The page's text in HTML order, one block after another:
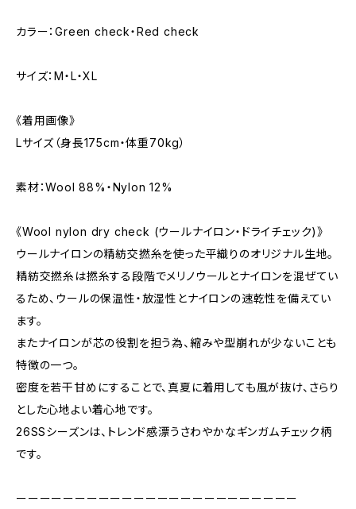
カラー：Green check・Red check
サイズ：M・L・XL
《着用画像》
Lサイズ（身長175cm・体重70kg）
素材：Wool 88%・Nylon 12%
《Wool nylon dry check (ウールナイロン・ドライチェック)》
ウールナイロンの精紡交撚糸を使った平織りのオリジナル生地。
精紡交撚糸は撚糸する段階でメリノウールとナイロンを混ぜてい
るため、ウールの保温性・放湿性とナイロンの速乾性を備えてい
ます。
またナイロンが芯の役割を担う為、縮みや型崩れが少ないことも
特徴の一つ。
密度を若干甘めにすることで、真夏に着用しても風が抜け、さらり
とした心地よい着心地です。
26SSシーズンは、トレンド感漂うさわやかなギンガムチェック柄
です。
ーーーーーーーーーーーーーーーーーーーーーーーー